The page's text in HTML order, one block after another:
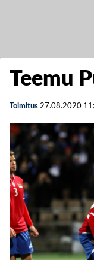
Teemu
Toimitus 27.08.2020